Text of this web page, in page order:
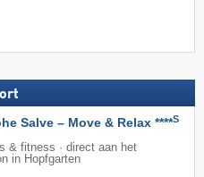
Salve – Move & Relax ****S
& fitness · direct aan het
in Hopfgarten